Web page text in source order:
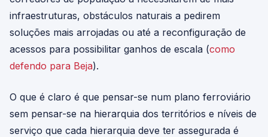
infraestruturas, obstáculos naturais a pedirem
soluções mais arrojadas ou até a reconfiguração de
acessos para possibilitar ganhos de escala (como
defendo para Beja).
O que é claro é que pensar-se num plano ferroviário
sem pensar-se na hierarquia dos territórios e níveis de
serviço que cada hierarquia deve ter assegurada é